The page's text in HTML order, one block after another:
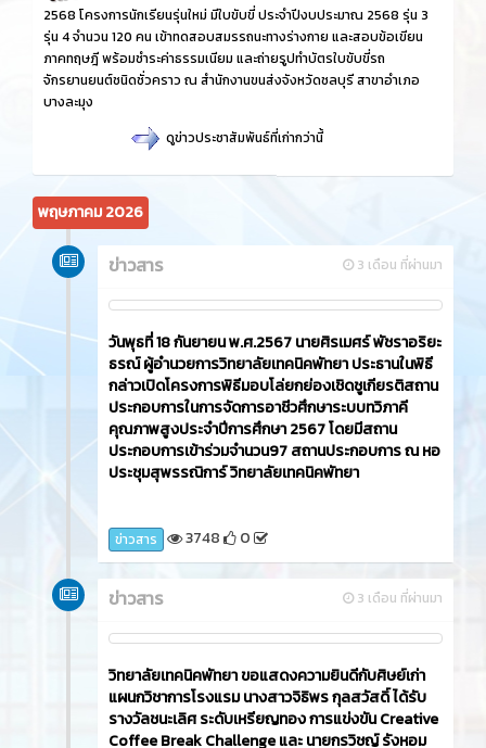
2568 โครงการนักเรียนรุ่นใหม่ มีใบขับขี่ ประจำปีงบประมาณ 2568 รุ่น 3
รุ่น 4 จำนวน 120 คน เข้าทดสอบสมรรถนะทางร่างกาย และสอบข้อเขียน
ภาคทฤษฎี พร้อมชำระค่าธรรมเนียม และถ่ายรูปทำบัตรใบขับขี่รถ
จักรยานยนต์ชนิดชั่วคราว ณ สำนักงานขนส่งจังหวัดชลบุรี สาขาอำเภอ
บางละมุง
ดูข่าวประชาสัมพันธ์ที่เก่ากว่านี้
พฤษภาคม 2026
3 เดือน ที่ผ่านมา
ข่าวสาร